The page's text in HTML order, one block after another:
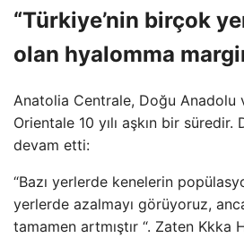
“Türkiye’nin birçok
olan hyalomma
Anatolia Centrale, Doğu Anadolu
Orientale 10 yılı aşkın bir
devam etti:
“Bazı yerlerde kenelerin
yerlerde azalmayı görüyoruz,
tamamen artmıştır “. Zaten Kkka